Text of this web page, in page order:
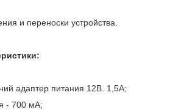
и переноски устройства.
адаптер питания 12В. 1,5А;
- 700 мА;